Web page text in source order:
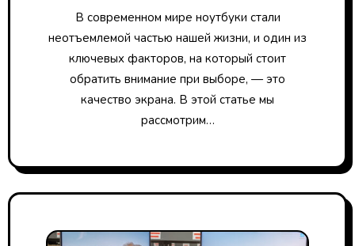
В современном мире ноутбуки стали
неотъемлемой частью нашей жизни, и один из
ключевых факторов, на который стоит
обратить внимание при выборе, — это
качество экрана. В этой статье мы
рассмотрим…